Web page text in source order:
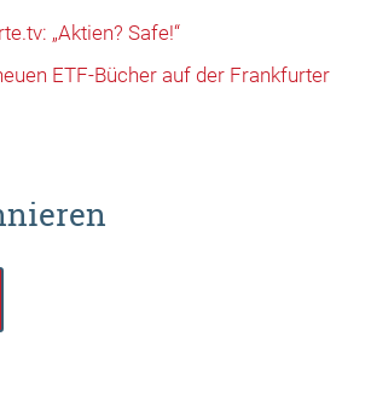
„Aktien? Safe!“
ETF-Bücher auf der Frankfurter